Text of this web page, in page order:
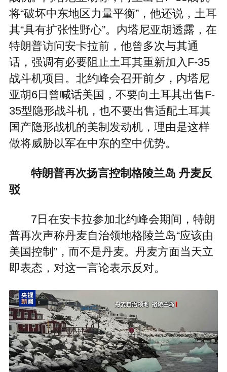
将“破坏中东地区力量平衡”，他还说，土耳
其“具有扩张性野心”。内塔尼亚胡透露，在
特朗普访问安卡拉前，他曾多次与其通
话，强调有必要阻止土耳其重新加入F-35
战斗机项目。北约峰会召开前夕，内塔尼
亚胡6日曾喊话美国，不要向土耳其出售F-
35型隐形战斗机，也不要出售适配土耳其
国产隐形战机的美制发动机，理由是这样
做将威胁以军在中东的空中优势。
特朗普再次扬言控制格陵兰岛 丹麦反
驳
7日在安卡拉参加北约峰会期间，特朗
普再次声称丹麦自治领地格陵兰岛“应该由
美国控制”，而不是丹麦。丹麦方面当天立
即表态，对这一言论表示反对。